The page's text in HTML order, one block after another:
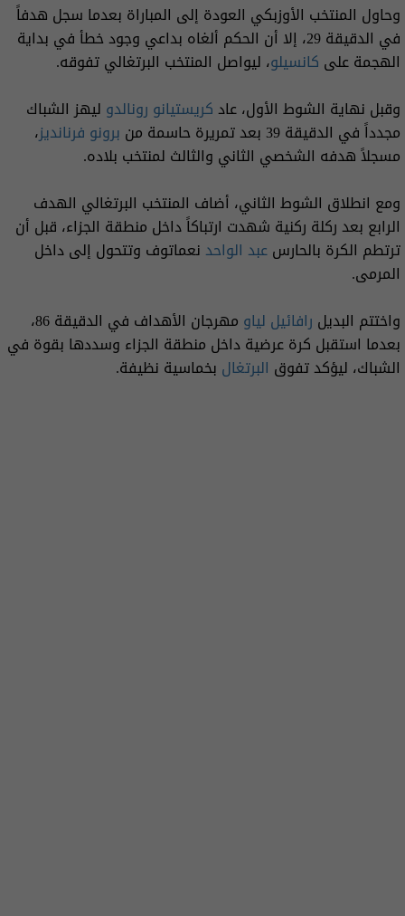
وحاول المنتخب الأوزبكي العودة إلى المباراة بعدما سجل هدفاً
في الدقيقة 29، إلا أن الحكم ألغاه بداعي وجود خطأ في بداية
الهجمة على كانسيلو، ليواصل المنتخب البرتغالي تفوقه.
وقبل نهاية الشوط الأول، عادكريستيانو رونالدو ليهز الشباك
مجدداً في الدقيقة 39 بعد تمريرة حاسمة من
برونو فرنانديز،
مسجلاً هدفه الشخصي الثاني والثالث لمنتخب بلاده.
ومع انطلاق الشوط الثاني، أضاف المنتخب البرتغالي الهدف
الرابع بعد ركلة ركنية شهدت ارتباكاً داخل منطقة الجزاء، قبل أن
ترتطم الكرة بالحارسعبد الواحدنعماتوف وتتحول إلى داخل
المرمى.
واختتم البديل رافائيل لياو
مهرجان الأهداف في الدقيقة 86،
بعدما استقبل كرة عرضية داخل منطقة الجزاء وسددها بقوة في
الشباك، ليؤكد تفوق البرتغال بخماسية نظيفة.